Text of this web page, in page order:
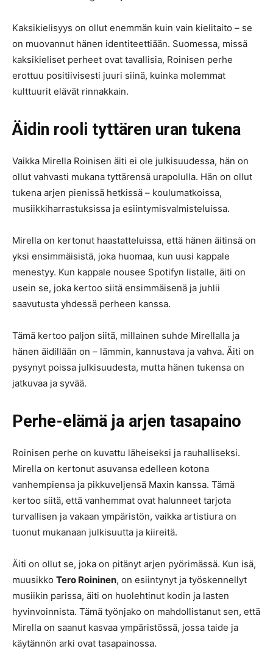
Kaksikielisyys on ollut enemmän kuin vain kielitaito – se
on muovannut hänen identiteettiään. Suomessa, missä
kaksikieliset perheet ovat tavallisia, Roinisen perhe
erottuu positiivisesti juuri siinä, kuinka molemmat
kulttuurit elävät rinnakkain.
Äidin rooli tyttären uran tukena
Vaikka Mirella Roinisen äiti ei ole julkisuudessa, hän on
ollut vahvasti mukana tyttärensä urapolulla. Hän on ollut
tukena arjen pienissä hetkissä – koulumatkoissa,
musiikkiharrastuksissa ja esiintymisvalmisteluissa.
Mirella on kertonut haastatteluissa, että hänen äitinsä on
yksi ensimmäisistä, joka huomaa, kun uusi kappale
menestyy. Kun kappale nousee Spotifyn listalle, äiti on
usein se, joka kertoo siitä ensimmäisenä ja juhlii
saavutusta yhdessä perheen kanssa.
Tämä kertoo paljon siitä, millainen suhde Mirellalla ja
hänen äidillään on – lämmin, kannustava ja vahva. Äiti on
pysynyt poissa julkisuudesta, mutta hänen tukensa on
jatkuvaa ja syvää.
Perhe-elämä ja arjen tasapaino
Roinisen perhe on kuvattu läheiseksi ja rauhalliseksi.
Mirella on kertonut asuvansa edelleen kotona
vanhempiensa ja pikkuveljensä Maxin kanssa. Tämä
kertoo siitä, että vanhemmat ovat halunneet tarjota
turvallisen ja vakaan ympäristön, vaikka artistiura on
tuonut mukanaan julkisuutta ja kiireitä.
Äiti on ollut se, joka on pitänyt arjen pyörimässä. Kun isä,
muusikko Tero Roininen, on esiintynyt ja työskennellyt
musiikin parissa, äiti on huolehtinut kodin ja lasten
hyvinvoinnista. Tämä työnjako on mahdollistanut sen, että
Mirella on saanut kasvaa ympäristössä, jossa taide ja
käytännön arki ovat tasapainossa.